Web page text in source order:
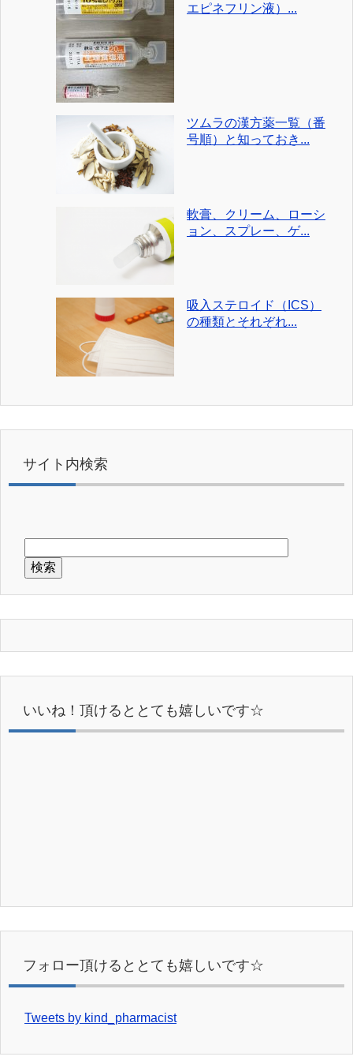
エピネフリン液）...
ツムラの漢方薬一覧（番
号順）と知っておき...
軟膏、クリーム、ローシ
ョン、スプレー、ゲ...
吸入ステロイド（ICS）
の種類とそれぞれ...
サイト内検索
いいね！頂けるととても嬉しいです☆
フォロー頂けるととても嬉しいです☆
Tweets by kind_pharmacist